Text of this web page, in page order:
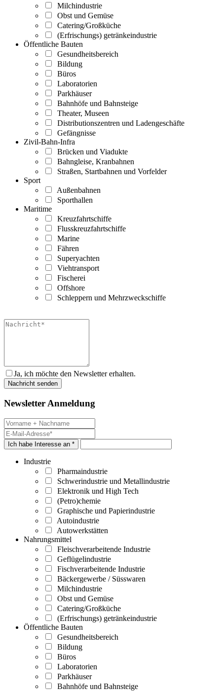
Milchindustrie
Obst und Gemüse
Catering/Großküche
(Erfrischungs) getränkeindustrie
Öffentliche Bauten
Gesundheitsbereich
Bildung
Büros
Laboratorien
Parkhäuser
Bahnhöfe und Bahnsteige
Theater, Museen
Distributionszentren und Ladengeschäfte
Gefängnisse
Zivil-Bahn-Infra
Brücken und Viadukte
Bahngleise, Kranbahnen
Straßen, Startbahnen und Vorfelder
Sport
Außenbahnen
Sporthallen
Maritime
Kreuzfahrtschiffe
Flusskreuzfahrtschiffe
Marine
Fähren
Superyachten
Viehtransport
Fischerei
Offshore
Schleppern und Mehrzweckschiffe
Ja, ich möchte den Newsletter erhalten.
Newsletter Anmeldung
Ich habe Interesse an *
Industrie
Pharmaindustrie
Schwerindustrie und Metallindustrie
Elektronik und High Tech
(Petro)chemie
Graphische und Papierindustrie
Autoindustrie
Autowerkstätten
Nahrungsmittel
Fleischverarbeitende Industrie
Geflügelindustrie
Fischverarbeitende Industrie
Bäckergewerbe / Süsswaren
Milchindustrie
Obst und Gemüse
Catering/Großküche
(Erfrischungs) getränkeindustrie
Öffentliche Bauten
Gesundheitsbereich
Bildung
Büros
Laboratorien
Parkhäuser
Bahnhöfe und Bahnsteige